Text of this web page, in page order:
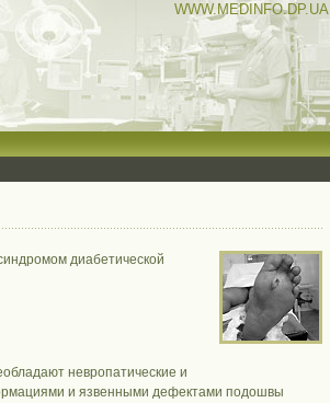
WWW.MEDINFO.DP.UA
диабетической
невропатические и
и язвенными дефектами подошвы